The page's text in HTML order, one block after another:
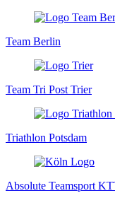
Team Berlin
Team Tri Post Trier
Triathlon Potsdam
Absolute Teamsport